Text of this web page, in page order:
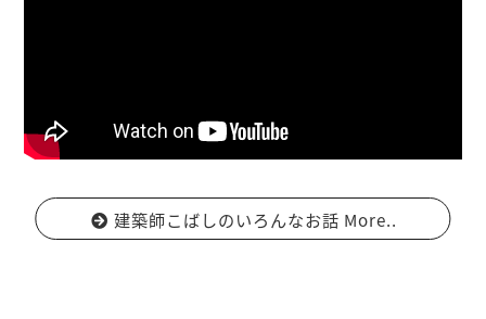
建築師こばしのいろんなお話 More..